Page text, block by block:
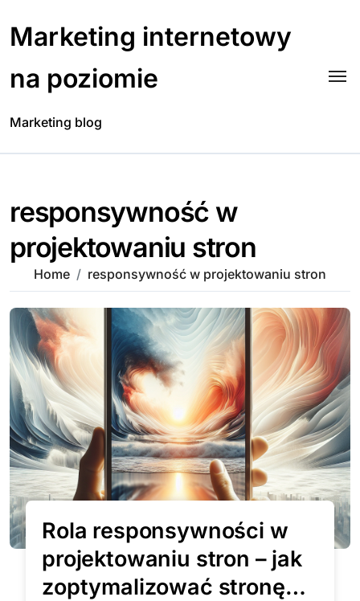
content
Marketing internetowy
na poziomie
Marketing blog
responsywność w
projektowaniu stron
Home responsywność w projektowaniu stron
Rola responsywności w
projektowaniu stron – jak
zoptymalizować stronę